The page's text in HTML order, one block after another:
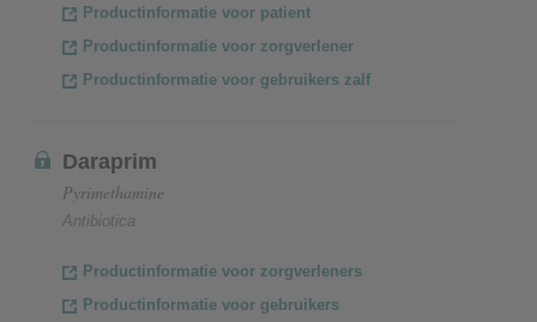
Productinformatie voor patient
Productinformatie voor zorgverlener
Productinformatie voor gebruikers zalf
Daraprim
Pyrimethamine
Antibiotica
Productinformatie voor zorgverleners
Productinformatie voor gebruikers